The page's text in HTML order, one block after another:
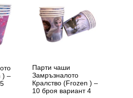
броя
) –
Парти чаши
Замръзналото
Кралство (Frozen ) –
10 броя вариант 4